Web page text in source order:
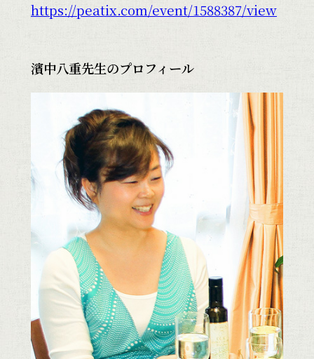
https://peatix.com/event/1588387/view
濱中八重先生のプロフィール